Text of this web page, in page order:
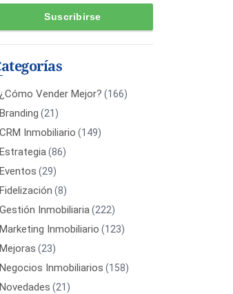
¿Cómo Vender Mejor? (166)
Branding (21)
CRM Inmobiliario (149)
Estrategia(86)
Eventos (29)
Fidelización (8)
Gestión Inmobiliaria(222)
Marketing Inmobiliario (123)
Mejoras (23)
Negocios Inmobiliarios (158)
Novedades (21)